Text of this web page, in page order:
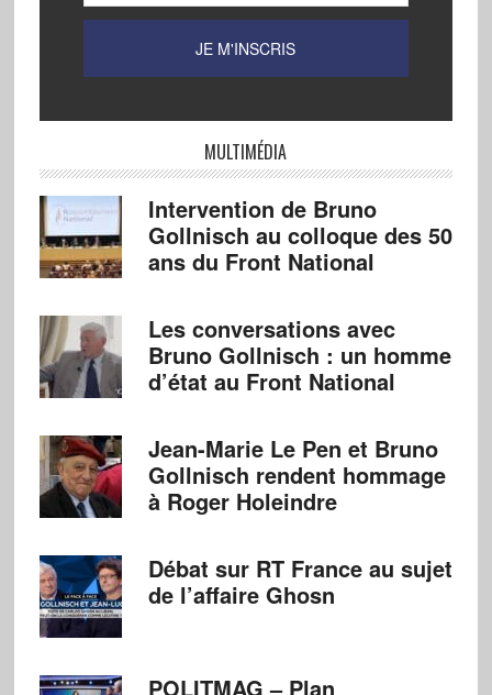
MULTIMÉDIA
Intervention de Bruno
Gollnisch au colloque des 50
ans du Front National
Les conversations avec
Bruno Gollnisch : un homme
d’état au Front National
Jean-Marie Le Pen et Bruno
Gollnisch rendent hommage
à Roger Holeindre
Débat sur RT France au sujet
de l’affaire Ghosn
POLITMAG – Plan